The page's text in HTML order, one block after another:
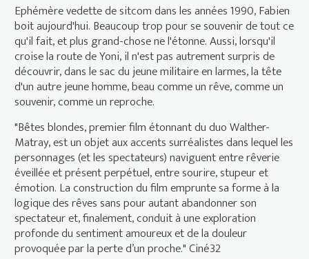
Ephémère vedette de sitcom dans les années 1990, Fabien
boit aujourd'hui. Beaucoup trop pour se souvenir de tout ce
qu'il fait, et plus grand-chose ne l'étonne. Aussi, lorsqu'il
croise la route de Yoni, il n'est pas autrement surpris de
découvrir, dans le sac du jeune militaire en larmes, la tête
d'un autre jeune homme, beau comme un rêve, comme un
souvenir, comme un reproche.
"Bêtes blondes, premier film étonnant du duo Walther-
Matray, est un objet aux accents surréalistes dans lequel les
personnages (et les spectateurs) naviguent entre rêverie
éveillée et présent perpétuel, entre sourire, stupeur et
émotion. La construction du film emprunte sa forme à la
logique des rêves sans pour autant abandonner son
spectateur et, finalement, conduit à une exploration
profonde du sentiment amoureux et de la douleur
provoquée par la perte d’un proche." Ciné32